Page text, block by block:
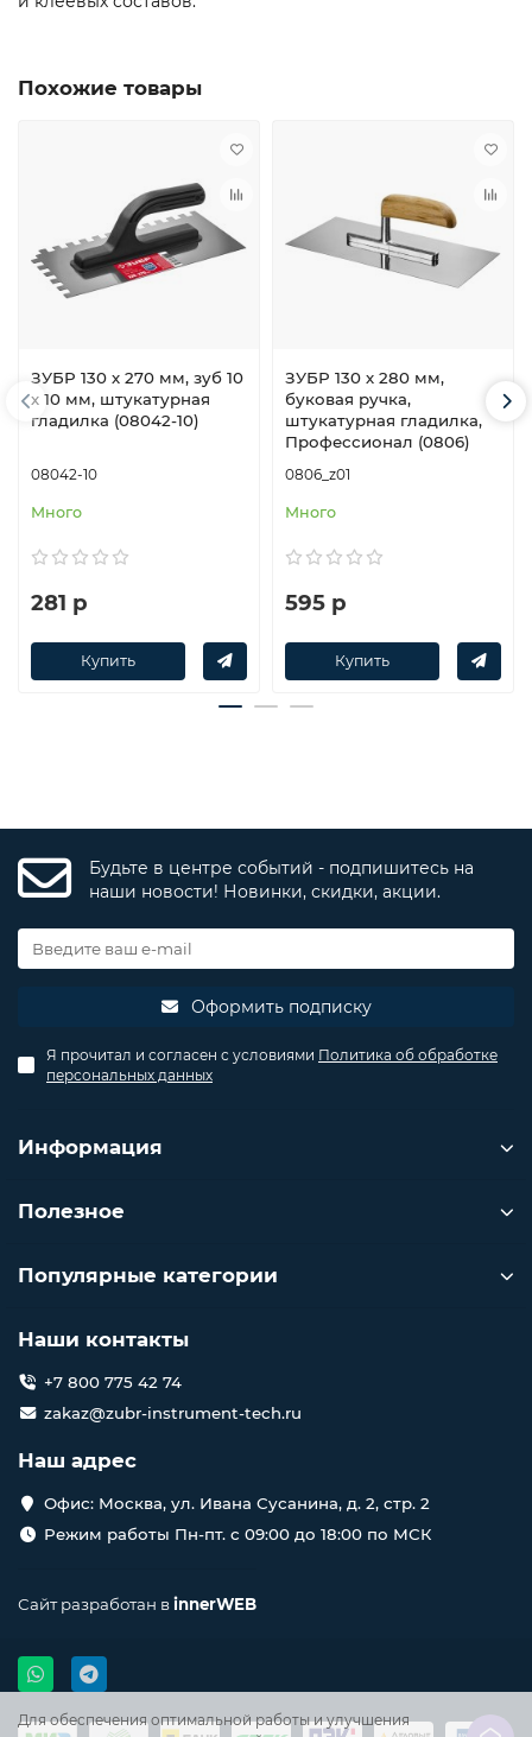
Похожие товары
ЗУБР 130 х 270 мм, зуб 10
х 10 мм, штукатурная
гладилка (08042-10)
08042-10
Много
281 р
Купить
ЗУБР 130 х 280 мм,
буковая ручка,
штукатурная гладилка,
Профессионал (0806)
0806_z01
Много
595 р
Купить
Для обеспечения оптимальной работы и улучшения
Будьте в центре событий - подпишитесь на
наши новости! Новинки, скидки, акции.
Оформить подписку
Я прочитал и согласен с условиями Политика об обработке
персональных данных
Информация
Полезное
Популярные категории
Наши контакты
+7 800 775 42 74
zakaz@zubr-instrument-tech.ru
Наш адрес
Офис: Москва, ул. Ивана Сусанина, д. 2, стр. 2
Режим работы Пн-пт. с 09:00 до 18:00 по МСК
Сайт разработан вinnerWEB